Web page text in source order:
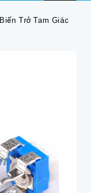
Biến Trở Tam Giác